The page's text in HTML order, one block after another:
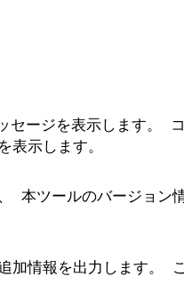
ージを表示します。
表示します。
本ツールのバージョン
加情報を出力します。